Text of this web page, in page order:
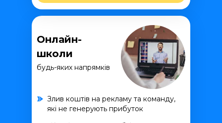
Онлайн-
школи
будь-яких напрямків
Злив коштів на рекламу та команду,
які не генерують прибуток